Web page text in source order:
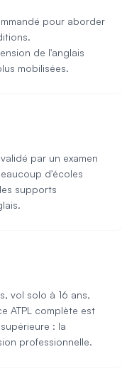
pour aborder
de l'anglais
mobilisées.
par un examen
d'écoles
supports
vol solo à 16 ans,
ATPL complète est
: la
professionnelle.